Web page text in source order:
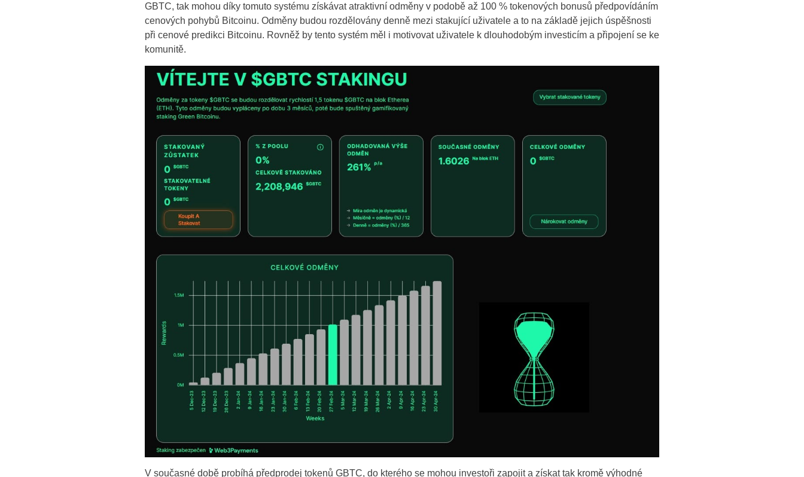
France
Greece
Lithuania
Portugal
Romania
Russia
Sweden
Turkey
GBTC, tak mohou díky tomuto systému získávat atraktivní odměny v podobě až 100 % tokenových bonusů předpovídáním
cenových pohybů Bitcoinu. Odměny budou rozdělovány denně mezi stakující uživatele a to na základě jejich úspěšnosti
při cenové predikci Bitcoinu. Rovněž by tento systém měl i motivovat uživatele k dlouhodobým investicím a připojení se ke
komunitě.
V současné době probíhá předprodej tokenů GBTC, do kterého se mohou investoři zapojit a získat tak kromě výhodné